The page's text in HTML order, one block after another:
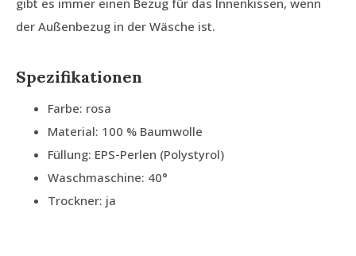
der Außenbezug in der Wäsche ist.
Spezifikationen
Farbe: rosa
Material: 100 % Baumwolle
Füllung: EPS-Perlen (Polystyrol)
Waschmaschine: 40°
Trockner: ja